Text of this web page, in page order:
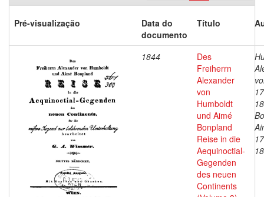
Pré-visualização
Data do
documento
Título
1844
Des
Freiherrn
Alexander
von
Humboldt
und Aimé
Bonpland
Reise in die
Aequinoctial-
Gegenden
des neuen
Continents